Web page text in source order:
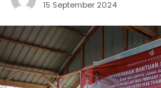
15 September 2024